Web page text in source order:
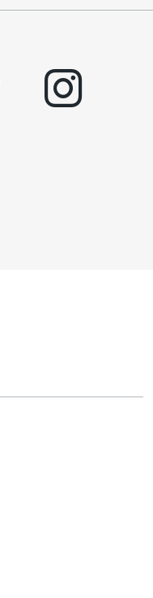
instagram